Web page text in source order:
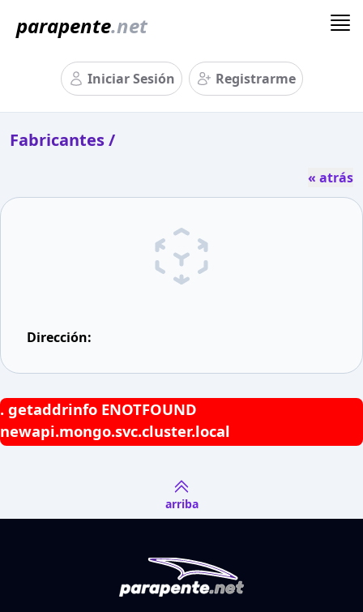
parapente.net
Iniciar Sesión Registrarme
Fabricantes /
« atrás
Dirección:
. getaddrinfo ENOTFOUND
newapi.mongo.svc.cluster.local
arriba